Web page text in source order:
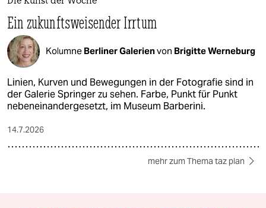
Ein zukunftsweisender Irrtum
Kolumne Berliner Galerienvon Brigitte Werneburg
Linien, Kurven und Bewegungen in der Fotografie sind in
der Galerie Springer zu sehen. Farbe, Punkt für Punkt
nebeneinandergesetzt, im Museum Barberini.
14.7.2026
mehr zum Thema taz plan